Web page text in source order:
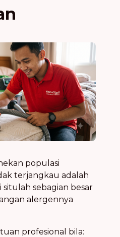
populasi
terjangkau adalah
situlah sebagian besar
alergennya
profesional bila: